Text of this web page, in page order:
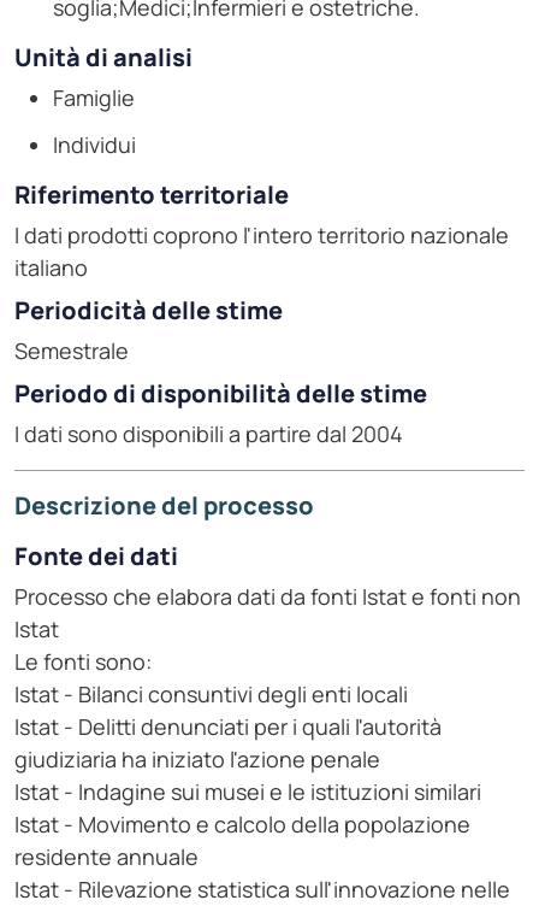
soglia;Medici;Infermieri e ostetriche.
Unità di analisi
Famiglie
Individui
Riferimento territoriale
I dati prodotti coprono l'intero territorio nazionale
italiano
Periodicità delle stime
Semestrale
Periodo di disponibilità delle stime
I dati sono disponibili a partire dal 2004
Descrizione del processo
Fonte dei dati
Processo che elabora dati da fonti Istat e fonti non
Istat
Le fonti sono:
Istat - Bilanci consuntivi degli enti locali
Istat - Delitti denunciati per i quali l'autorità
giudiziaria ha iniziato l'azione penale
Istat - Indagine sui musei e le istituzioni similari
Istat - Movimento e calcolo della popolazione
residente annuale
Istat - Rilevazione statistica sull'innovazione nelle